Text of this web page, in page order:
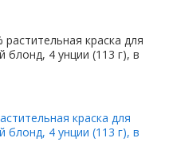
краска для
блонд, 4 унции (113 г), в